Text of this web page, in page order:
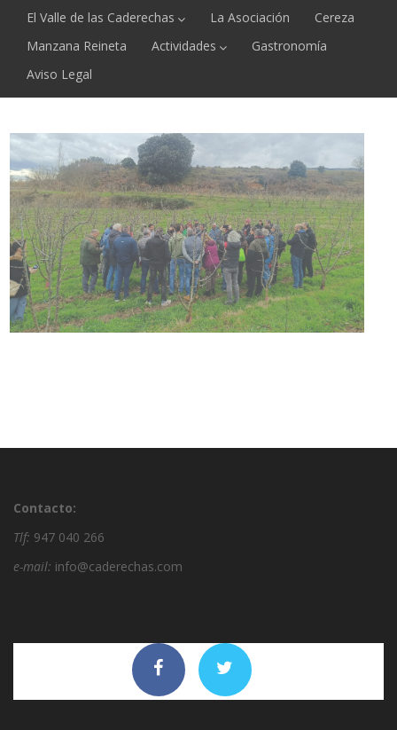
El Valle de las Caderechas La Asociación
Cereza
Manzana Reineta
Actividades
Gastronomía
Aviso Legal
Contacto:
Tlf: 947 040 266
e-mail: info@caderechas.com